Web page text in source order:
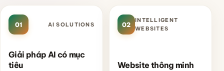
01 AI SOLUTIONS
Giải pháp AI có mục
tiêu
02
INTELLIGENT
WEBSITES
Website thông minh